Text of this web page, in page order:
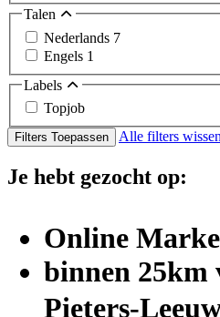
Talen
Nederlands 7
Engels 1
Labels
Topjob
Filters Toepassen Alle filters wissen
Je hebt gezocht op:
Online
binnen 25km
Pieters-